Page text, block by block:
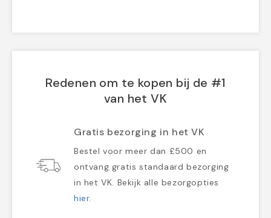
Redenen om te kopen bij de #1
van het VK
Gratis bezorging in het VK
Bestel voor meer dan £500 en
ontvang gratis standaard bezorging
in het VK. Bekijk alle bezorgopties
hier.